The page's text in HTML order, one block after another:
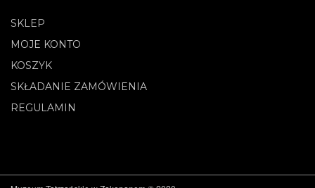
SKLEP
MOJE KONTO
KOSZYK
SKŁADANIE ZAMÓWIENIA
REGULAMIN